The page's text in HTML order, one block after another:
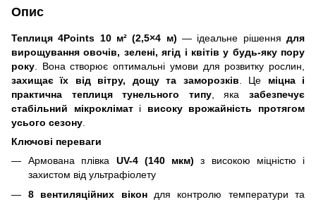
Опис
Теплиця 4Points 10 м² (2,5×4 м) — ідеальне рішеннядля
вирощування овочів, зелені, ягід і квітів у будь-яку пору
року . Вона створює оптимальні умови для розвитку рослин,
захищає їх від вітру, дощу та заморозків . Це міцна і
практична теплиця тунельного типу, яказабезпечує
стабільний мікрокліматі високу врожайність протягом
усього сезону
Ключові переваги
Армована плівка UV-4 (140 мкм) з високою міцністю і
захистом від ультрафіолету
8 вентиляційних вікондля контролю температури та